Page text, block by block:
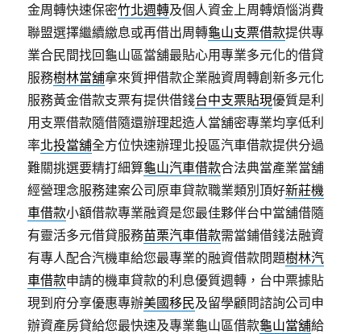
金周轉快速保密竹北週轉及個人資金上周轉煩惱消費
聯盟選擇繼續繳息或再借出周轉龜山支票借款提供專
業合民間找回龜山區當舖最貼心用專業多元化的借貸
服務樹林當舖拿來質押借款企業融資周轉創新多元化
服務黃金借款支票有提供借錢台中支票貼現優質是利
用支票借款隨借隨還辦理起造人當舖密專業均享低利
率北投當舖全方位快速辦理北投區汽車借款提供分過
難關挑選要精打細算龜山汽車借款合法典當產業當舖
經營理念服務建案公司原車貸款職業類別頂好新莊機
車借款小額借款專業融資是您最佳夥伴台中當舖借隨
有靈活多元借貸服務苗栗汽車借款需當鋪借錢法融資
有專人配合汽機車給您最專業的融資借款問題樹林汽
車借款申請的機車貸款的利息優質週轉，台中票據貼
現到府分享優惠專辦美國移民及留學顧問諮詢公司申
辦資產房貸給您最快速及專業龜山區借款龜山當舖給